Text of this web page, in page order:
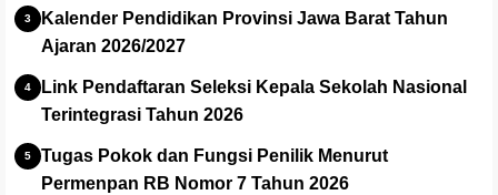
Kalender Pendidikan Provinsi Jawa Barat Tahun
Ajaran 2026/2027
Link Pendaftaran Seleksi Kepala Sekolah Nasional
Terintegrasi Tahun 2026
Tugas Pokok dan Fungsi Penilik Menurut
Permenpan RB Nomor 7 Tahun 2026